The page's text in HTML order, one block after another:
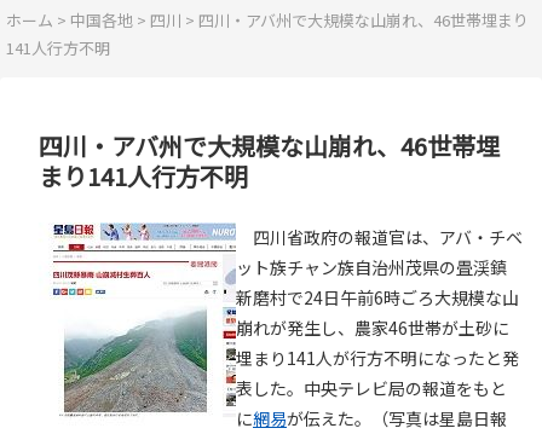
ホーム > 中国各地 > 四川 > 四川・アバ州で大規模な山崩れ、46世帯埋まり
141人行方不明
四川・アバ州で大規模な山崩れ、46世帯埋
まり141人行方不明
四川省政府の報道官は、アバ・チベ
ット族チャン族自治州茂県の畳渓鎮
新磨村で24日午前6時ごろ大規模な山
崩れが発生し、農家46世帯が土砂に
埋まり141人が行方不明になったと発
表した。中央テレビ局の報道をもと
に網易が伝えた。（写真は星島日報